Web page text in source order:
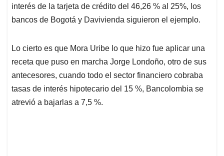
p
p
o
k
I
n
s
interés de la tarjeta de crédito del 46,26 % al 25%, los
bancos de Bogotá y Davivienda siguieron el ejemplo.
Lo cierto es que Mora Uribe lo que hizo fue aplicar una
receta que puso en marcha Jorge Londoño, otro de sus
antecesores, cuando todo el sector financiero cobraba
tasas de interés hipotecario del 15 %, Bancolombia se
atrevió a bajarlas a 7,5 %.